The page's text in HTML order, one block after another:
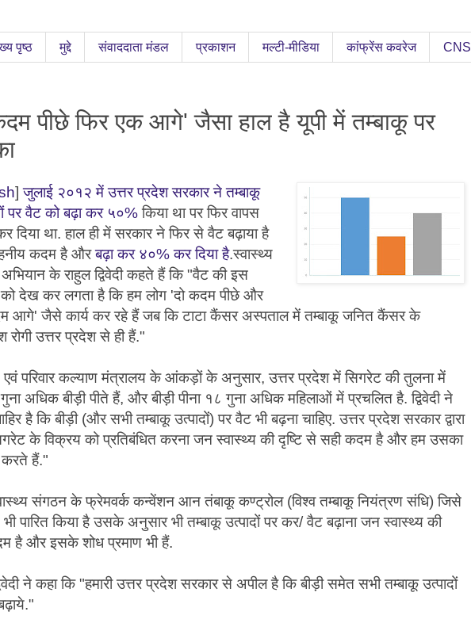
पृष्ठ मुद्दे संवाददाता मंडल प्रकाशन मल्टी-मीडिया कांफ्रेंस कवरेज CNS
पीछे फिर एक आगे' जैसा हाल है यूपी में तम्बाकू पर
]जुलाई २०१२ में उत्तर प्रदेश सरकार ने तम्बाकू
पर वैट को बढ़ा कर ५०%किया था पर फिर वापस
दिया था. हाल ही में सरकार ने फिर से वैट बढ़ाया है
कदम है औरबढ़ा कर ४०% कर दिया है.स्वास्थ्य
के राहुल द्विवेदी कहते हैं कि "वैट की इस
को देख कर लगता है कि हम लोग 'दो कदम पीछे और
आगे' जैसे कार्य कर रहे हैं जब कि टाटा कैंसर अस्पताल में तम्बाकू जनित कैंसर के
रोगी उत्तर प्रदेश से ही हैं."
एवं परिवार कल्याण मंत्रालय के आंकड़ों के अनुसार, उत्तर प्रदेश में सिगरेट की तुलना में
अधिक बीड़ी पीते हैं, और बीड़ी पीना १८ गुना अधिक महिलाओं में प्रचलित है. द्विवेदी ने
है कि बीड़ी (और सभी तम्बाकू उत्पादों) पर वैट भी बढ़ना चाहिए. उत्तर प्रदेश सरकार द्वारा
के विक्रय को प्रतिबंधित करना जन स्वास्थ्य की दृष्टि से सही कदम है और हम उसका
हैं."
संगठन के फ्रेमवर्क कन्वेंशन आन तंबाकू कण्ट्रोल (विश्व तम्बाकू नियंत्रण संधि) जिसे
पारित किया है उसके अनुसार भी तम्बाकू उत्पादों पर कर/ वैट बढ़ाना जन स्वास्थ्य की
है और इसके शोध प्रमाण भी हैं.
ने कहा कि "हमारी उत्तर प्रदेश सरकार से अपील है कि बीड़ी समेत सभी तम्बाकू उत्पादों